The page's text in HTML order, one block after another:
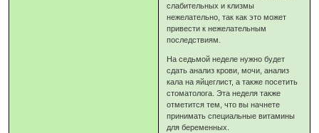
слабительных и клизмы
нежелательно, так как это может
привести к нежелательным
последствиям.
На седьмой неделе нужно будет
сдать анализ крови, мочи, анализ
кала на яйцеглист, а также посетить
стоматолога. Эта неделя также
отметится тем, что вы начнете
принимать специальные витамины
для беременных.